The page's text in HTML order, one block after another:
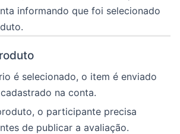
informando que foi selecionado
é selecionado, o item é enviado
na conta.
o participante precisa
de publicar a avaliação.